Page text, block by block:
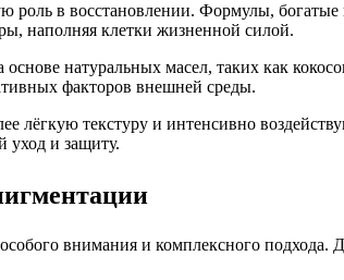
в восстановлении. Формулы,
наполняя клетки жизненной силой.
натуральных масел, таких как
факторов внешней среды.
лёгкую текстуру и интенсивно
уход и защиту.
внимания и комплексного